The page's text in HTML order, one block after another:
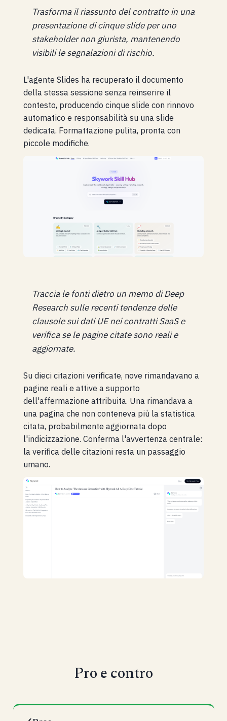
Trasforma il riassunto del contratto in una
presentazione di cinque slide per uno
stakeholder non giurista, mantenendo
visibili le segnalazioni di rischio.
L'agente Slides ha recuperato il documento
della stessa sessione senza reinserire il
contesto, producendo cinque slide con rinnovo
automatico e responsabilità su una slide
dedicata. Formattazione pulita, pronta con
piccole modifiche.
Traccia le fonti dietro un memo di Deep
Research sulle recenti tendenze delle
clausole sui dati UE nei contratti SaaS e
verifica se le pagine citate sono reali e
aggiornate.
Su dieci citazioni verificate, nove rimandavano a
pagine reali e attive a supporto
dell'affermazione attribuita. Una rimandava a
una pagina che non conteneva più la statistica
citata, probabilmente aggiornata dopo
l'indicizzazione. Conferma l'avvertenza centrale:
la verifica delle citazioni resta un passaggio
umano.
Pro e contro